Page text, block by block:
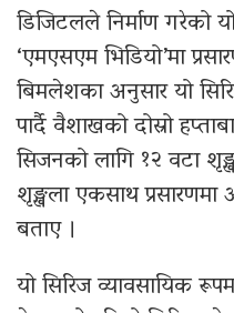
डिजिटलले निर्माण गरेको
‘एमएसएम भिडियो’मा
बिमलेशका अनुसार यो
पार्दै वैशाखको दोस्रो
सिजनको लागि १२ वटा
शृङ्खला एकसाथ
बताए ।
यो सिरिज व्यावसायिक